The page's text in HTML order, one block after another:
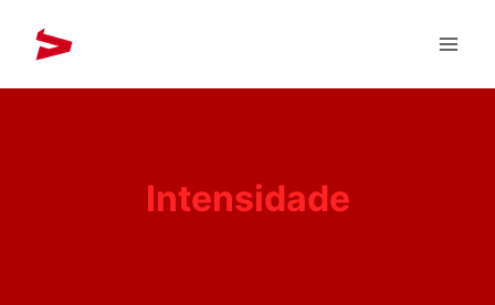
Intensidade